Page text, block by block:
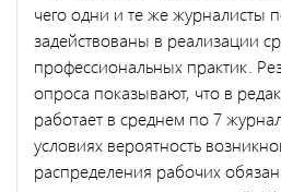
чего одни и те же журналисты
задействованы в реализации
профессиональных практик.
опроса показывают, что в
работает в среднем по 7
условиях вероятность
распределения рабочих